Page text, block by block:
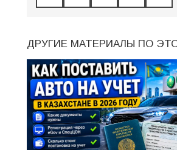
ДРУГИЕ МАТЕРИАЛЫ ПО